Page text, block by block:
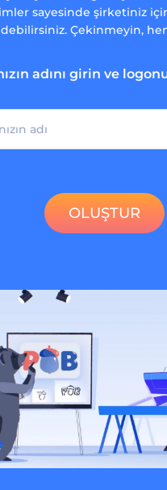
sayesinde şirketiniz
Çekinmeyin,
adını girin ve
OLUŞTUR